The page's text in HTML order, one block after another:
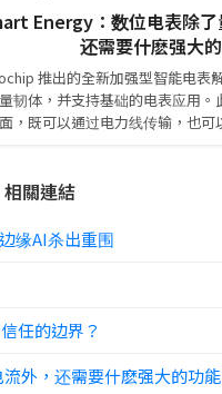
Energy：数位电表除了
还需要什麽强大
推出的全新加强型智能电表
韧体，并支持基础的电表应用
，既可以通过电力线传输，也可
相關連結
缘AI杀出重围
任的边界？
外，还需要什麽强大的功能